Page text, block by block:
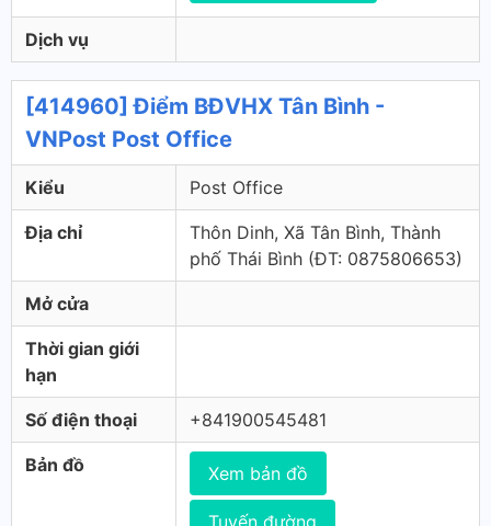
Dịch vụ
[414960] Điểm BĐVHX Tân Bình -
VNPost Post Office
Kiểu Post Office
Địa chỉ
Thôn Dinh, Xã Tân Bình, Thành
phố Thái Bình (ÐT: 0875806653)
Mở cửa
Thời gian giới
hạn
Số điện thoại +841900545481
Bản đồ Xem bản đồ
Tuyến đường